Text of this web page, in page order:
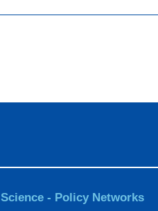
Science - Policy Networks